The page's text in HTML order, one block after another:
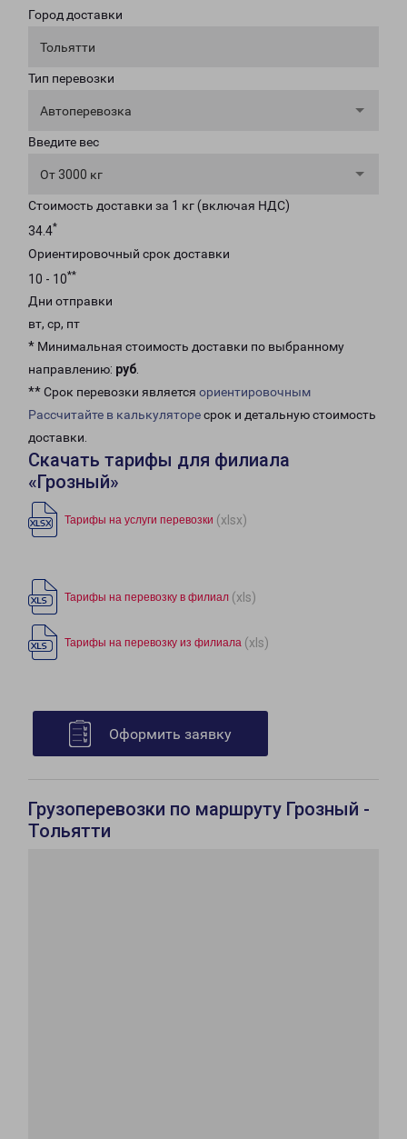
Город доставки
Тольятти
Тип перевозки
Автоперевозка
Введите вес
От 3000 кг
Стоимость доставки за 1 кг (включая НДС)
34.4*
Ориентировочный срок доставки
10 - 10**
Дни отправки
вт, ср, пт
* Минимальная стоимость доставки по выбранному
направлению: руб.
** Срок перевозки является ориентировочным
Рассчитайте в калькуляторесрок и детальную стоимость
доставки.
Скачать тарифы для филиала
«Грозный»
Тарифы на услуги перевозки (xlsx)
Тарифы на перевозку в филиал (xls)
Тарифы на перевозку из филиала (xls)
Оформить заявку
Грузоперевозки по маршруту Грозный -
Тольятти